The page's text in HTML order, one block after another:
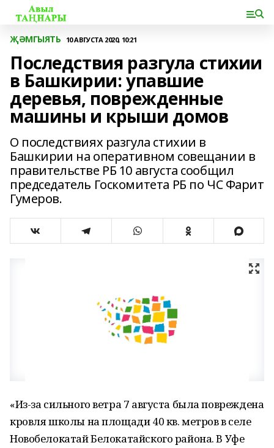
ҖӘМГЫЯТЬ 10 АВГУСТА 2020, 10:21
Последствия разгула стихии
в Башкирии: упавшие
деревья, поврежденные
машины и крыши домов
О последствиях разгула стихии в
Башкирии на оперативном совещании в
правительстве РБ 10 августа сообщил
председатель Госкомитета РБ по ЧС Фарит
Гумеров.
«Из-за сильного ветра 7 августа была повреждена
кровля школы на площади 40 кв. метров в селе
Новобелокатай Белокатайского района. В Уфе